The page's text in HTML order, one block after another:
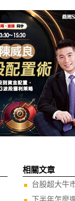
相關文章
台股超大牛